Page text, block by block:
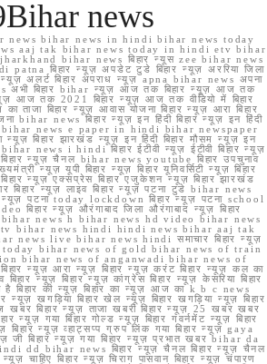
news
news bihar news in hindi bihar news today
aaj tak bihar news today in hindi etv bihar
bihar news बिहार न्यूस zee bihar news
बिहार न्यूज़ अपडेट टुडे बिहार न्यूज़ अररिया जिला
न्यूज़ अलर्ट बिहार अपराध न्यूज़ apna bihar news अपना
अभी बिहार bihar न्यूज़ आज तक बिहार न्यूज़ आज तक
आज तक 2021 बिहार न्यूज़ आज तक वीडियो में बिहार
बिहार न्यूज़ आवास योजना बिहार न्यूज़ आरा बिहार
bihar news बिहार न्यूज़ इन हिंदी बिहार न्यूज़ इन हिंदी
bihar news e paper in hindi bihar newspaper
न्यूज़ बिहार झारखंड न्यूज़ इन हिंदी बिहार मौसम न्यूज़ इन
bihar news i hindi बिहार ईटीवी न्यूज़ ईटीवी बिहार न्यूज़
बिहार न्यूज़ चैनल bihar news youtube बिहार उपचुनाव
न्यूज़ यूपी बिहार न्यूज़ बिहार यूनिवर्सिटी न्यूज़ बिहार
न्यूज़ एक्सप्रेस बिहार एजुकेशन न्यूज़ बिहार झारखंड
बिहार न्यूज़ लाइव बिहार न्यूज़ पटना टुडे bihar news
न्यूज़ पटना today lockdown बिहार न्यूज़ पटना school
बिहार न्यूज़ औरंगाबाद जिला औरंगाबाद न्यूज़ बिहार
news h bihar news hd video bihar news
bihar news hindi hindi news bihar aaj tak
news live bihar news hindi समाचार बिहार न्यूज़
today bihar news of gold bihar news of train
bihar news of anganwadi bihar news of
न्यूज़ आरा न्यूज़ बिहार न्यूज़ करंट बिहार न्यूज़ कल का
बिहार न्यूज़ बिहार न्यूज़ कांग्रेस बिहार न्यूज़ केसरिया बिहार
है बिहार की न्यूज़ बिहार का न्यूज़ आज का k b c news
न्यूज़ खगड़िया बिहार खेल न्यूज़ बिहार खगड़िया न्यूज़ बिहार
खबर बिहार न्यूज़ ताजा खबरी बिहार न्यूज़ 25 खबर खबर
न्यूज़ गया बिहार गोल्ड न्यूज़ बिहार गवर्नमेंट न्यूज़ बिहार
बिहार न्यूज़ व्हाट्सप्प ग्रुप लिंक गया बिहार न्यूज़ gaya
जी बिहार न्यूज़ गया बिहार न्यूज़ प्रभात खबर bihar da
dd bihar news बिहार न्यूज़ चैनल बिहार न्यूज़ चैनल
चाहिए बिहार न्यूज़ चिराग पासवान बिहार न्यूज़ चंपारण